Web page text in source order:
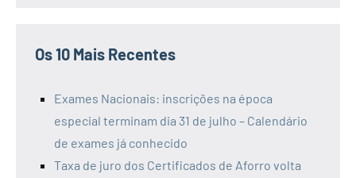
Os 10 Mais Recentes
Exames Nacionais: inscrições na época
especial terminam dia 31 de julho – Calendário
de exames já conhecido
Taxa de juro dos Certificados de Aforro volta